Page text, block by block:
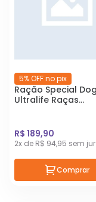
5% OFF no pix
Ração Special Dog
Ultralife Raças
R$ 189,90
2x de R$ 94,95 sem
Comprar